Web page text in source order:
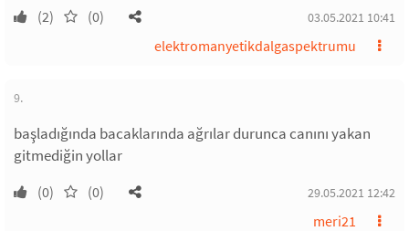
(2) (0) 03.05.2021 10:41
elektromanyetikdalgaspektrumu
9.
başladığında bacaklarında ağrılar durunca canını yakan
gitmediğin yollar
(0) (0) 29.05.2021 12:42
meri21